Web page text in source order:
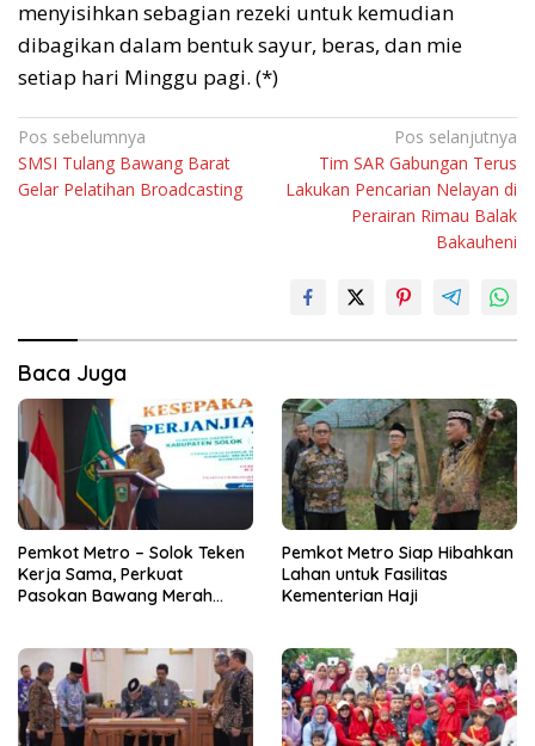
menyisihkan sebagian rezeki untuk kemudian
dibagikan dalam bentuk sayur, beras, dan mie
setiap hari Minggu pagi. (*)
Navigasi
pos
Pos sebelumnya
SMSI Tulang Bawang Barat
Gelar Pelatihan Broadcasting
Pos selanjutnya
Tim SAR Gabungan Terus
Lakukan Pencarian Nelayan di
Perairan Rimau Balak
Bakauheni
Baca Juga
Pemkot Metro – Solok Teken
Kerja Sama, Perkuat
Pasokan Bawang Merah
Pemkot Metro Siap Hibahkan
Lahan untuk Fasilitas
Kementerian Haji